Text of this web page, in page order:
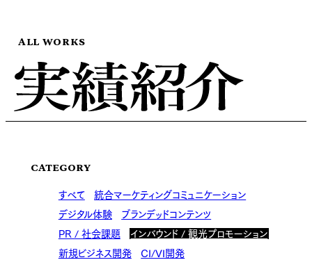
ALL WORKS
CATEGORY
すべて 統合マーケティングコミュニケーション
デジタル体験
ブランデッドコンテンツ
PR / 社会課題
インバウンド / 観光プロモーション
新規ビジネス開発 CI/VI開発